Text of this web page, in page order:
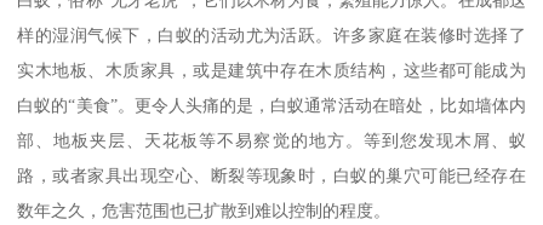
样的湿润气候下，白蚁的活动尤为活跃。许多家庭在装修时选择了
实木地板、木质家具，或是建筑中存在木质结构，这些都可能成为
白蚁的“美食”。更令人头痛的是，白蚁通常活动在暗处，比如墙体内
部、地板夹层、天花板等不易察觉的地方。等到您发现木屑、蚁
路，或者家具出现空心、断裂等现象时，白蚁的巢穴可能已经存在
数年之久，危害范围也已扩散到难以控制的程度。